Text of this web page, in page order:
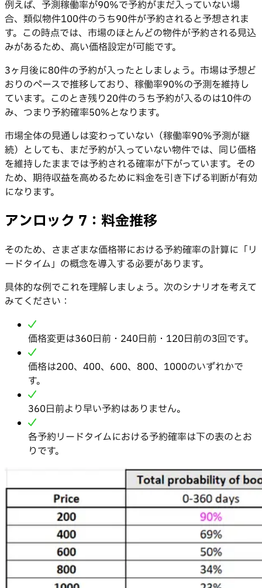
例えば、予測稼働率が90%で予約がまだ入っていない場
合、類似物件100件のうち90件が予約されると予想されま
す。この時点では、市場のほとんどの物件が予約される見込
みがあるため、高い価格設定が可能です。
3ヶ月後に80件の予約が入ったとしましょう。市場は予想ど
おりのペースで推移しており、稼働率90%の予測を維持し
ています。このとき残り20件のうち予約が入るのは10件の
み、つまり予約確率50%となります。
市場全体の見通しは変わっていない（稼働率90%予測が継
続）としても、まだ予約が入っていない物件では、同じ価格
を維持したままでは予約される確率が下がっています。その
ため、期待収益を高めるために料金を引き下げる判断が有効
になります。
アンロック 7：料金推移
そのため、さまざまな価格帯における予約確率の計算に「リ
ードタイム」の概念を導入する必要があります。
具体的な例でこれを理解しましょう。次のシナリオを考えて
みてください：
価格変更は360日前・240日前・120日前の3回です。
価格は200、400、600、800、1000のいずれかで
す。
360日前より早い予約はありません。
各予約リードタイムにおける予約確率は下の表のとお
りです。